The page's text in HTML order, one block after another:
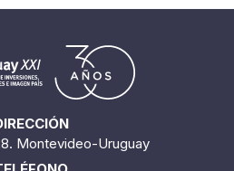
Montevideo-Uruguay